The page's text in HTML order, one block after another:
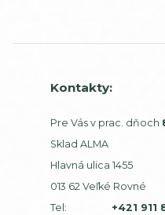
Kontakty:
Pre Vás v prac. dňoch
Sklad ALMA
Hlavná ulica 1455
013 62 Veľké Rovné
Tel:
+421 911